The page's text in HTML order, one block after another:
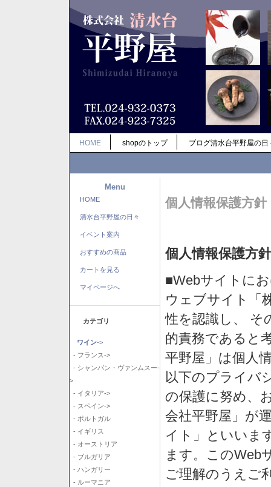
HOME shopのトップ ブログ清水台平野屋の日
Menu
HOME
清水台平野屋の日々
イベント案内
おすすめの商品
カートを見る
マイページへ
カテゴリ
ワイン->
- フランス->
- シャンパン・ヴァンムスー-
>
- イタリア->
- スペイン->
- ポルトガル
- イギリス
- オーストリア
- ブルガリア
- ハンガリー
- ルーマニア
個人情報保護方針
個人情報保護方針
■Webサイトに
ウェブサイト「
性を認識し、 そ
的責務であると
平野屋」は個人
以下のプライバ
の保護に努め、
会社平野屋」が
イト」といいま
ます。このWeb
ご理解のうえご